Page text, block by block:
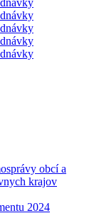
obcí a
krajov
2024